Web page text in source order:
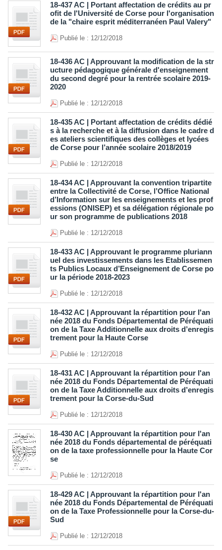
18-437 AC | Portant affectation de crédits au pr
ofit de l'Université de Corse pour l'organisation
de la "chaire esprit méditerranéen Paul Valery"
Publié le : 12/12/2018
18-436 AC | Approuvant la modification de la str
ucture pédagogique générale d'enseignement
du second degré pour la rentrée scolaire 2019-
2020
Publié le : 12/12/2018
18-435 AC | Portant affectation de crédits dédié
s à la recherche et à la diffusion dans le cadre d
es ateliers scientifiques des collèges et lycées
de Corse pour l’année scolaire 2018/2019
Publié le : 12/12/2018
18-434 AC | Approuvant la convention tripartite
entre la Collectivité de Corse, l’Office National
d’Information sur les enseignements et les prof
essions (ONISEP) et sa délégation régionale po
ur son programme de publications 2018
Publié le : 12/12/2018
18-433 AC | Approuvant le programme pluriann
uel des investissements dans les Etablissemen
ts Publics Locaux d’Enseignement de Corse po
ur la période 2018-2023
Publié le : 12/12/2018
18-432 AC | Approuvant la répartition pour l'an
née 2018 du Fonds Départemental de Péréquati
on de la Taxe Additionnelle aux droits d’enregis
trement pour la Haute Corse
Publié le : 12/12/2018
18-431 AC | Approuvant la répartition pour l'an
née 2018 du Fonds Départemental de Péréquati
on de la Taxe Additionnelle aux droits d’enregis
trement pour la Corse-du-Sud
Publié le : 12/12/2018
18-430 AC | Approuvant la répartition pour l'an
née 2018 du Fonds départemental de péréquati
on de la taxe professionnelle pour la Haute Cor
se
Publié le : 12/12/2018
18-429 AC | Approuvant la répartition pour l'an
née 2018 du Fonds Départemental de Péréquati
on de la Taxe Professionnelle pour la Corse-du-
Sud
Publié le : 12/12/2018